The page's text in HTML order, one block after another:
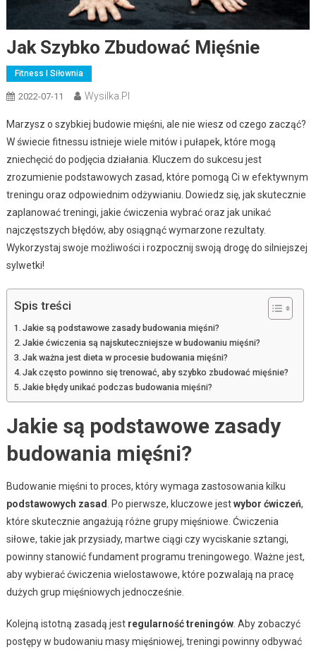
Jak Szybko Zbudować Mięśnie
Fitness I Siłownia
2022-07-11 Wysilka.pl
Marzysz o szybkiej budowie mięśni, ale nie wiesz od czego zacząć?
W świecie fitnessu istnieje wiele mitów i pułapek, które mogą
zniechęcić do podjęcia działania. Kluczem do sukcesu jest
zrozumienie podstawowych zasad, które pomogą Ci w efektywnym
treningu oraz odpowiednim odżywianiu. Dowiedz się, jak skutecznie
zaplanować treningi, jakie ćwiczenia wybrać oraz jak unikać
najczęstszych błędów, aby osiągnąć wymarzone rezultaty.
Wykorzystaj swoje możliwości i rozpocznij swoją drogę do silniejszej
sylwetki!
Spis treści
Jakie są podstawowe zasady budowania mięśni?
Jakie ćwiczenia są najskuteczniejsze w budowaniu mięśni?
Jak ważna jest dieta w procesie budowania mięśni?
Jak często powinno się trenować, aby szybko zbudować mięśnie?
Jakie błędy unikać podczas budowania mięśni?
Jakie są podstawowe zasady
budowania mięśni?
Budowanie mięśni to proces, który wymaga zastosowania kilku
podstawowych zasad . Po pierwsze, kluczowe jestwybor ćwiczeń,
które skutecznie angażują różne grupy mięśniowe. Ćwiczenia
siłowe, takie jak przysiady, martwe ciągi czy wyciskanie sztangi,
powinny stanowić fundament programu treningowego. Ważne jest,
aby wybierać ćwiczenia wielostawowe, które pozwalają na pracę
dużych grup mięśniowych jednocześnie.
Kolejną istotną zasadą jest regularność treningów. Aby zobaczyć
postępy w budowaniu masy mięśniowej, treningi powinny odbywać